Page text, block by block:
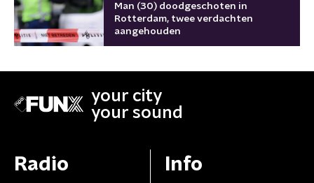
Man (30) doodgeschoten in
Rotterdam, twee verdachten
aangehouden
your city
your sound
Radio Info